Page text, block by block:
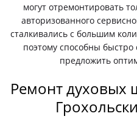
могут отремонтировать
авторизованного
сталкивались с большим
поэтому способны
предложить
Ремонт духовых